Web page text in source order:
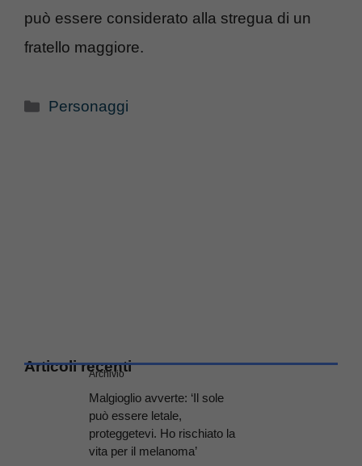
può essere considerato alla stregua di un
fratello maggiore.
Categorie
Personaggi
Articoli recenti
Archivio
Malgioglio avverte: ‘Il sole
può essere letale,
proteggetevi. Ho rischiato la
vita per il melanoma’